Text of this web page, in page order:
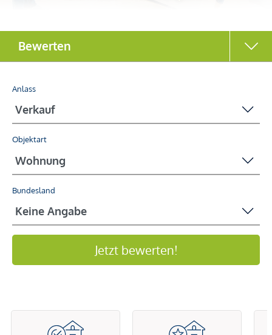
Anlass
Objektart
Bundesland
Jetzt bewerten!
Bewerten